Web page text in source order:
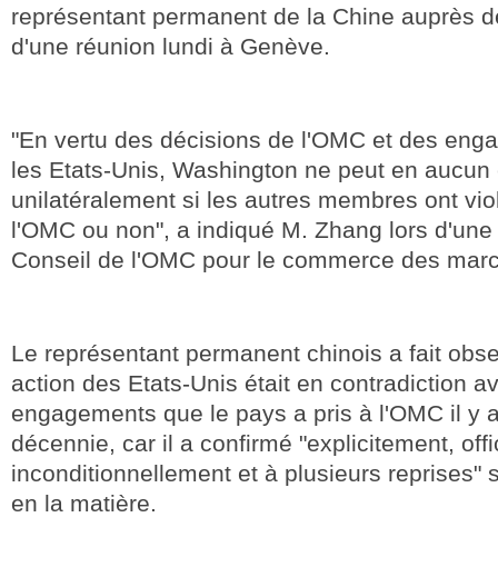
représentant permanent de la Chine auprès
d'une réunion lundi à Genève.
"En vertu des décisions de l'OMC et des
les Etats-Unis, Washington ne peut en
unilatéralement si les autres membres ont
l'OMC ou non", a indiqué M. Zhang lors
Conseil de l'OMC pour le commerce des
Le représentant permanent chinois a fait
action des Etats-Unis était en contradiction
engagements que le pays a pris à l'OMC il y
décennie, car il a confirmé "explicitement,
inconditionnellement et à plusieurs reprises"
en la matière.